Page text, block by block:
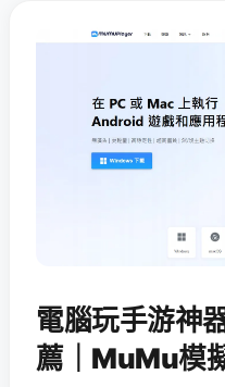
電腦玩手游神
薦｜MuMu模